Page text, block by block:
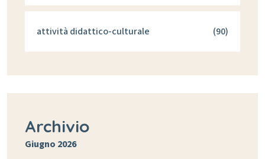
attività didattico-culturale (90)
Archivio
Giugno 2026